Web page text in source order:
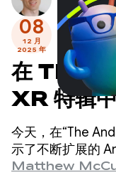
08
12 月
2025 年
在 The
XR 特辑
Android
应用
今天，在“The
示了不断扩展的
本上发生变化，旨
Matthew